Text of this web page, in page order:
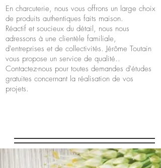
En charcuterie, nous vous offrons un large choix
de produits authentiques faits maison.
Réactif et soucieux du détail, nous nous
adressons à une clientèle familiale,
d'entreprises et de collectivités. Jérôme Toutain
vous propose un service de qualité..
Contactez-nous pour toutes demandes d'études
gratuites concernant la réalisation de vos
projets.